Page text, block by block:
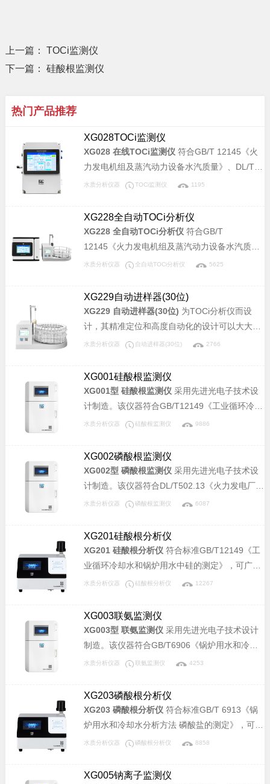
上一篇：
TOCi监测仪
下一篇：
硅酸根监测仪
热门产品推荐
XG028TOCi监测仪
XG028 在线TOCi监测仪符合GB/T 12145《火
力发电机组及蒸汽动力设备水汽质量》、DL/T
1358《火力发电厂水汽分析方法 总有机碳的测
碳离子（TOCi）含量的检测，可以检测TOCi浓
度从0µg/L～1000.0µg/L的水样，仪器具有高灵
敏度、高分析精度、良好的稳定性和重复性等优
水质分析仪器 TOCi监测仪 1195
XG228全自动TOCi分析仪
XG228 全自动TOCi分析仪符合GB/T
12145《火力发电机组及蒸汽动力设备水汽质
量》、DL/T 1358《火力发电厂水汽分析方法 总
总有机碳离子（TOCi）含量的检测，可以检测
TOCi浓度从0µg/L～1500.0µg/L的水样，仪器具
有高灵敏度、高分析精度、良好的稳定性和重复
水质分析仪器 全自动TOCi分析仪 5625
XG229自动进样器(30位)
XG229 自动进样器(30位) 为TOCi分析仪而设
计，其精准定位和高度自动化的设计可以大大缩
减检测的人工介入，提高工作效率。
水质分析仪器 自动进样器(30位) 2766
XG001硅酸根监测仪
XG001型 硅酸根监测仪采用先进光电子技术设
计制造。该仪器符合GB/T12149《工业循环冷却
水和锅炉用水中硅的测定》标准，可广泛应用于
水等行业溶液中硅酸根含量的连续监测。
水质分析仪器 硅酸根监测仪 9886
XG002磷酸根监测仪
XG002型 磷酸根监测仪采用先进光电子技术设
计制造。该仪器符合DL/T502.13《火力发电厂水
汽分析方法-磷酸盐的测定》和GB/T 6913《锅炉
广泛应用于电力、化工、冶金、环保、制药、半
导体和自来水等行业溶液中磷酸盐含量的连续监
测。
水质分析仪器 磷酸根监测仪 6087
XG201硅酸根分析仪
XG201 硅酸根分析仪符合标准GB/T12149《工
业循环冷却水和锅炉用水中硅的测定》，可广泛
应用于电力、化工、冶金、环保、制药、半导体
水质分析仪器 硅酸根分析仪 12267
XG003联氨监测仪
XG003型 联氨监测仪采用先进光电子技术设计
制造。该仪器符合GB/T6906《锅炉用水和冷却
水分析方法联氨的测定》标准，可广泛应用于电
等行业溶液中联氨含量的连续监测。
水质分析仪器 联氨监测仪 4253
XG203磷酸根分析仪
XG203 磷酸根分析仪符合标准GB/T 6913《锅
炉用水和冷却水分析方法 磷酸盐的测定》，可广
泛应用于电力、化工、冶金、环保、制药、半导
水质分析仪器 磷酸根分析仪 8858
XG005钠离子监测仪